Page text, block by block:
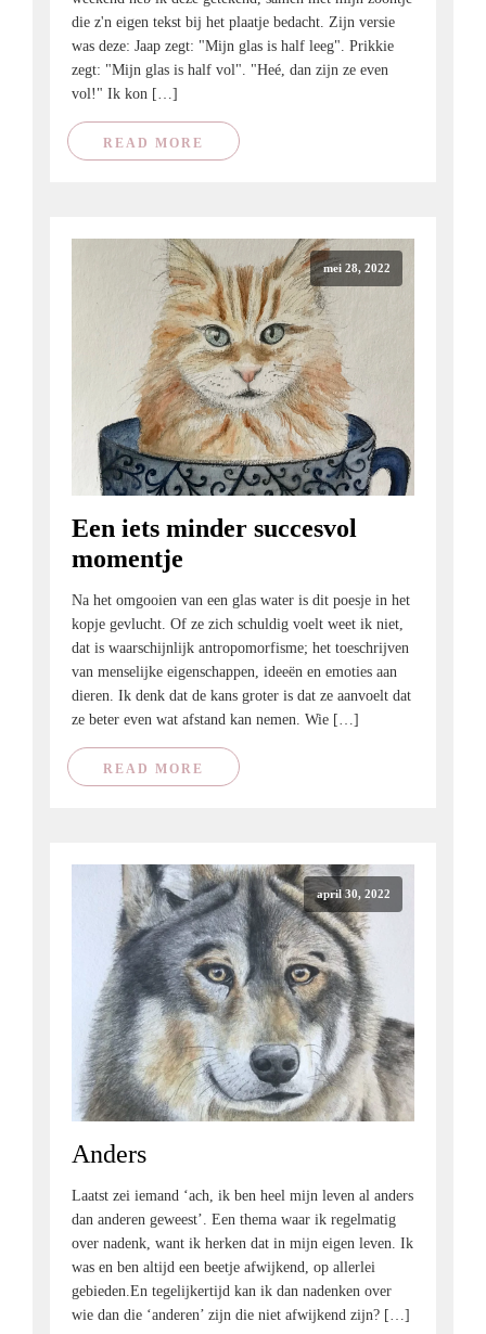
die z'n eigen tekst bij het plaatje bedacht. Zijn versie
was deze: Jaap zegt: "Mijn glas is half leeg". Prikkie
zegt: "Mijn glas is half vol". "Heé, dan zijn ze even
vol!" Ik kon […]
READ MORE
mei 28, 2022
Een iets minder succesvol
momentje
Na het omgooien van een glas water is dit poesje in het
kopje gevlucht. Of ze zich schuldig voelt weet ik niet,
dat is waarschijnlijk antropomorfisme; het toeschrijven
van menselijke eigenschappen, ideeën en emoties aan
dieren. Ik denk dat de kans groter is dat ze aanvoelt dat
ze beter even wat afstand kan nemen. Wie […]
READ MORE
april 30, 2022
Anders
Laatst zei iemand ‘ach, ik ben heel mijn leven al anders
dan anderen geweest’. Een thema waar ik regelmatig
over nadenk, want ik herken dat in mijn eigen leven. Ik
was en ben altijd een beetje afwijkend, op allerlei
gebieden.En tegelijkertijd kan ik dan nadenken over
wie dan die ‘anderen’ zijn die niet afwijkend zijn? […]